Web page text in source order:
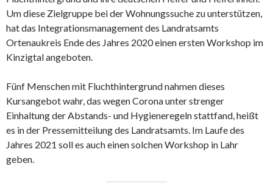
Um diese Zielgruppe bei der Wohnungssuche zu unterstützen,
hat das Integrationsmanagement des Landratsamts
Ortenaukreis Ende des Jahres 2020 einen ersten Workshop im
Kinzigtal angeboten.
Fünf Menschen mit Fluchthintergrund nahmen dieses
Kursangebot wahr, das wegen Corona unter strenger
Einhaltung der Abstands- und Hygieneregeln stattfand, heißt
es in der Pressemitteilung des Landratsamts. Im Laufe des
Jahres 2021 soll es auch einen solchen Workshop in Lahr
geben.